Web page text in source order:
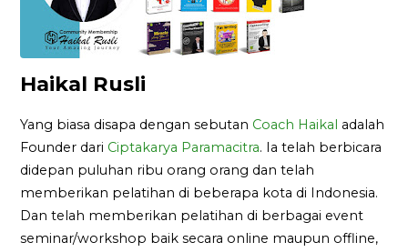
Haikal Rusli
Yang biasa disapa dengan sebutan Coach Haikal adalah
Founder dari Ciptakarya Paramacitra. Ia telah berbicara
didepan puluhan ribu orang orang dan telah
memberikan pelatihan di beberapa kota di Indonesia.
Dan telah memberikan pelatihan di berbagai event
seminar/workshop baik secara online maupun offline,